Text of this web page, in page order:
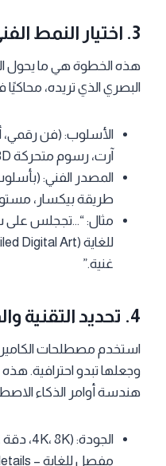
3. اختيار النمط الفني أو الأسلوب
هذه الخطوة هي ما يحول
البصري الذي تريده، محاكيًا
الأسلوب: (فن رقمي،
آرت، رسوم متحركة 3D).
المصدر الفني:
طريقة بيكسار،
مثال: “…تججلس
غنية.”
4. تحديد التقنية والمواصفات البصرية
استخدم مصطلحات
وجعلها تبدو احترافية.
هندسة أوامر الذكاء
مفصل للغاية – Intricate details).